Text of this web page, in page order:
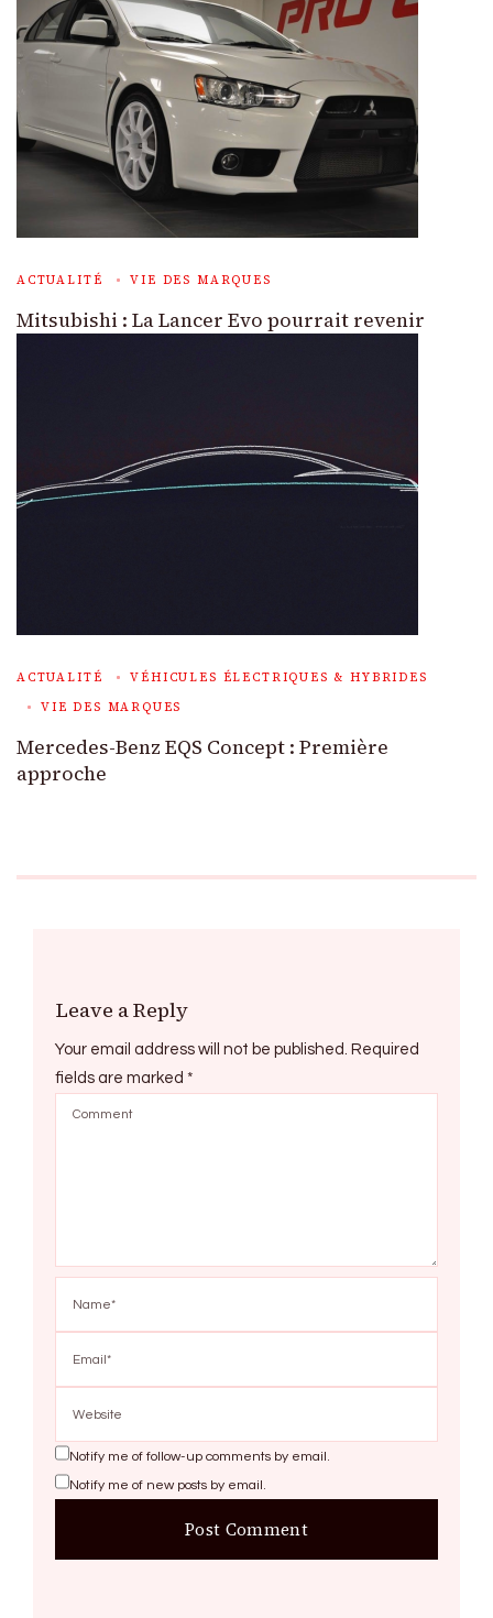
ACTUALITÉ VIE DES MARQUES
Mitsubishi : La Lancer Evo pourrait revenir
ACTUALITÉ
VÉHICULES ÉLECTRIQUES & HYBRIDES
VIE DES MARQUES
Mercedes-Benz EQS Concept : Première
approche
Leave a Reply
Your email address will not be published.
Required
fields are marked *
Notify me of follow-up comments by email.
Notify me of new posts by email.